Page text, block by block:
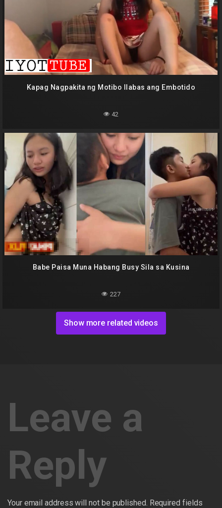
Kapag Nagpakita ng Motibo Ilabas ang Embotido
42
Babe Paisa Muna Habang Busy Sila sa Kusina
227
Show more related videos
Leave a
Reply
Your email address will not be published. Required fields